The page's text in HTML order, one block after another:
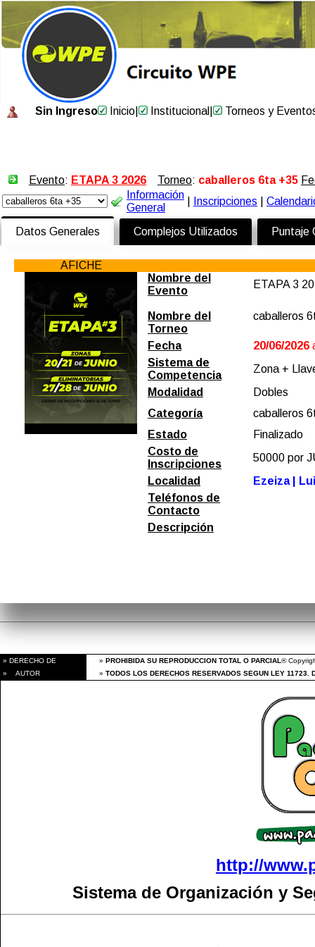
Sin Ingreso Inicio Institucional Torneos y
Evento: ETAPA 3 2026 Torneo: caballeros 6ta +35
Información
General
Inscripciones
Datos Generales Complejos Utilizados Puntaje
AFICHE
Nombre del
Evento
ETAPA 3
Nombre del
Torneo
caballeros
Fecha 20/06/2026
Sistema de
Competencia
Zona +
Modalidad
Dobles
Categoría
caballeros
Estado
Finalizado
Costo de
Inscripciones
50000 por
Localidad
Ezeiza |
Teléfonos de
Contacto
Descripción
» DERECHO DE » PROHIBIDA SU REPRODUCCION TOTAL O PARCIAL®
» AUTOR
» TODOS LOS DERECHOS RESERVADOS SEGUN LEY
http://
Sistema de Organización y